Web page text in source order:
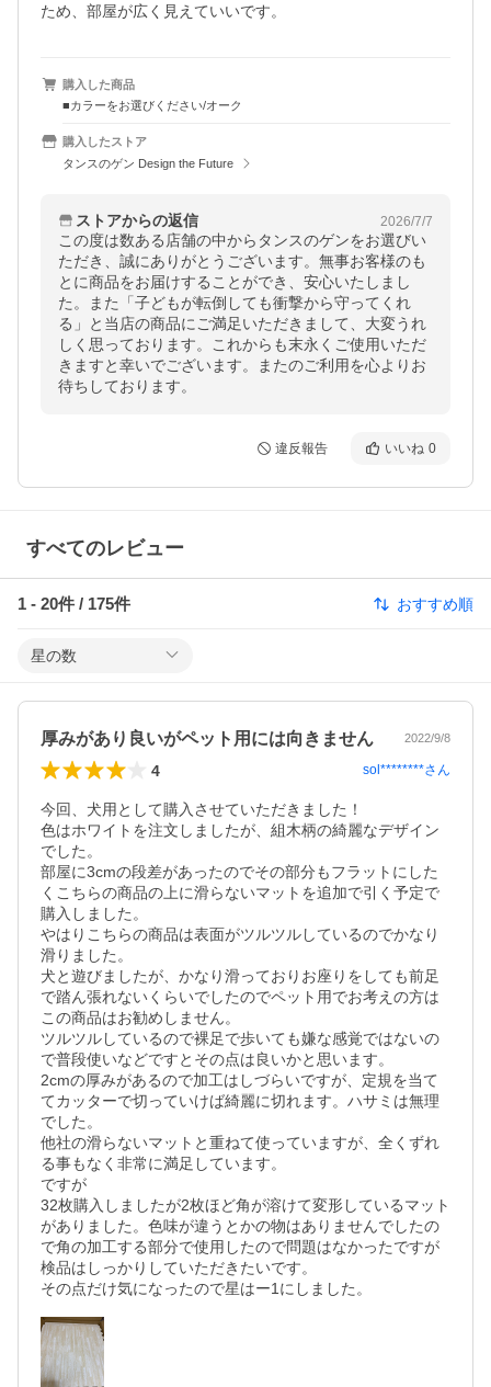
ため、部屋が広く見えていいです。
購入した商品
■カラーをお選びください/オーク
購入したストア
タンスのゲン Design the Future
ストアからの返信 2026/7/7
この度は数ある店舗の中からタンスのゲンをお選びい
ただき、誠にありがとうございます。無事お客様のも
とに商品をお届けすることができ、安心いたしまし
た。また「子どもが転倒しても衝撃から守ってくれ
る」と当店の商品にご満足いただきまして、大変うれ
しく思っております。これからも末永くご使用いただ
きますと幸いでございます。またのご利用を心よりお
待ちしております。
違反報告 いいね 0
すべてのレビュー
1 - 20件 / 175件 おすすめ順
星の数
厚みがあり良いがペット用には向きません 2022/9/8
4 sol********さん
今回、犬用として購入させていただきました！
色はホワイトを注文しましたが、組木柄の綺麗なデザイン
でした。
部屋に3cmの段差があったのでその部分もフラットにした
くこちらの商品の上に滑らないマットを追加で引く予定で
購入しました。
やはりこちらの商品は表面がツルツルしているのでかなり
滑りました。
犬と遊びましたが、かなり滑っておりお座りをしても前足
で踏ん張れないくらいでしたのでペット用でお考えの方は
この商品はお勧めしません。
ツルツルしているので裸足で歩いても嫌な感覚ではないの
で普段使いなどですとその点は良いかと思います。
2cmの厚みがあるので加工はしづらいですが、定規を当て
てカッターで切っていけば綺麗に切れます。ハサミは無理
でした。
他社の滑らないマットと重ねて使っていますが、全くずれ
る事もなく非常に満足しています。
ですが
32枚購入しましたが2枚ほど角が溶けて変形しているマット
がありました。色味が違うとかの物はありませんでしたの
で角の加工する部分で使用したので問題はなかったですが
検品はしっかりしていただきたいです。
その点だけ気になったので星はー1にしました。